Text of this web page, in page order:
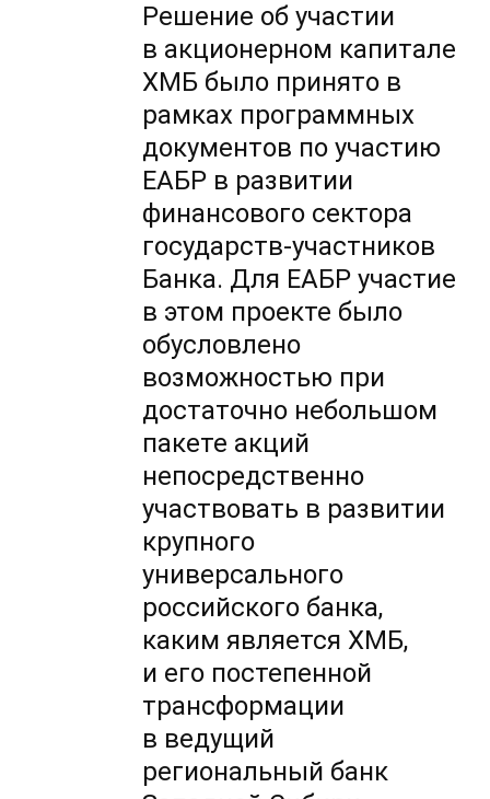
Решение об участии
в акционерном капитале
ХМБ было принято в
рамках программных
документов по участию
ЕАБР в развитии
финансового сектора
государств-участников
Банка. Для ЕАБР участие
в этом проекте было
обусловлено
возможностью при
достаточно небольшом
пакете акций
непосредственно
участвовать в развитии
крупного
универсального
российского банка,
каким является ХМБ,
и его постепенной
трансформации
в ведущий
региональный банк